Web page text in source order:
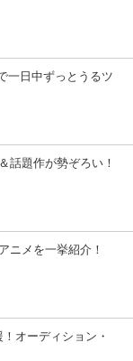
一日中ずっとうるツ
話題作が勢ぞろい！
ニメを一挙紹介！
オーディション・